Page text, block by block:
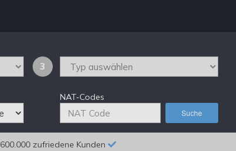
3
NAT-Codes
Suche
600.000 zufriedene Kunden